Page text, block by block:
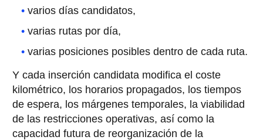
varios días candidatos,
varias rutas por día,
varias posiciones posibles dentro de cada ruta.
Y cada inserción candidata modifica el coste
kilométrico, los horarios propagados, los tiempos
de espera, los márgenes temporales, la viabilidad
de las restricciones operativas, así como la
capacidad futura de reorganización de la